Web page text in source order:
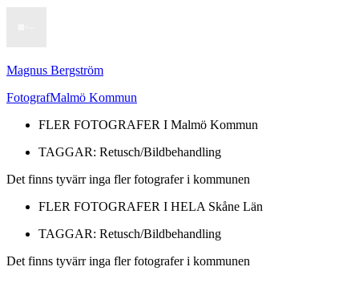
Magnus Bergström
FotografMalmö Kommun
FLER FOTOGRAFER I Malmö Kommun
TAGGAR: Retusch/Bildbehandling
Det finns tyvärr inga fler fotografer i kommunen
FLER FOTOGRAFER I HELA Skåne Län
TAGGAR: Retusch/Bildbehandling
Det finns tyvärr inga fler fotografer i kommunen